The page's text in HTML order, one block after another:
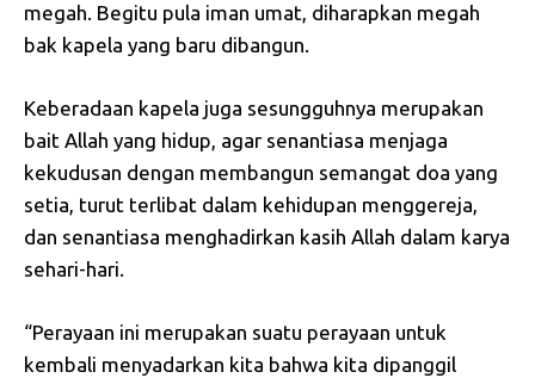
megah. Begitu pula iman umat, diharapkan megah
bak kapela yang baru dibangun.
Keberadaan kapela juga sesungguhnya merupakan
bait Allah yang hidup, agar senantiasa menjaga
kekudusan dengan membangun semangat doa yang
setia, turut terlibat dalam kehidupan menggereja,
dan senantiasa menghadirkan kasih Allah dalam karya
sehari-hari.
“Perayaan ini merupakan suatu perayaan untuk
kembali menyadarkan kita bahwa kita dipanggil